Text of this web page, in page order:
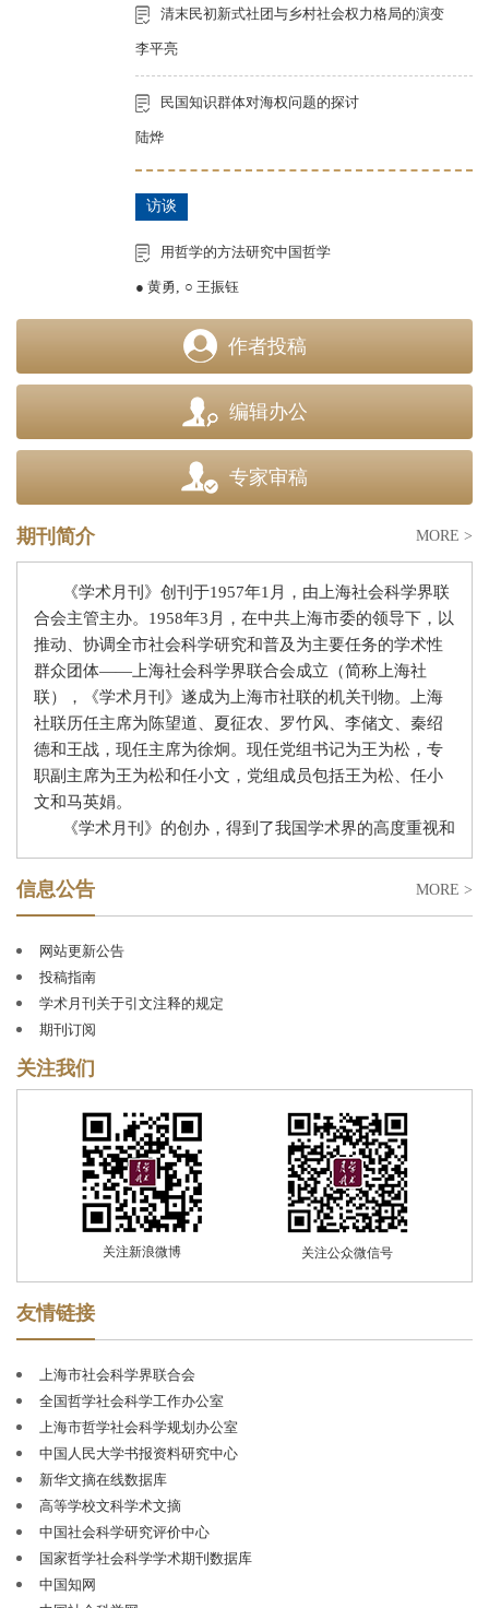
清末民初新式社团与乡村社会权力格局的演变
李平亮
民国知识群体对海权问题的探讨
陆烨
访谈
用哲学的方法研究中国哲学
● 黄勇, ○ 王振钰
作者投稿
编辑办公
专家审稿
期刊简介 MORE >
《学术月刊》创刊于1957年1 月，由上海社会科学界联
合会主管主办。 1958年3 月，在中共上海市委的领导下，以
推动、协调全市社会科学研究和普及为主要任务的学术性
群众团体——上海社会科学界联合会成立（简称上海社
联），《学术月刊》遂成为上海市社联的机关刊物。上海
社联历任主席为陈望道、夏征农、罗竹风、李储文、秦绍
德和王战，现任主席为徐炯。现任党组书记为王为松，专
职副主席为王为松和任小文，党组成员包括王为松、任小
文和马英娟。
《学术月刊》的创办，得到了我国学术界的高度重视和
广泛支持。著名学者郭沫若题写了刊名。在创刊和复刊
（因“文革停刊”）的过程中，我国哲学社会科学界上百位
弢、黄逸峰、蔡北华、张薰华、徐中玉、朱东润、孙怀
仁、李培南、李储文、陆志仁、夏禹龙、姚耐、蒋学模、
蓝瑛、蔡尚思等担任过常务编委、编委。历任总编辑为：
周原冰、王亚夫、章恒忠、黄迎暑、王邦佐、田卫平、金
福林、姜佑福；现任总编辑为钱运春。其中，王亚夫任总
编辑达三十年之久，为《学术月刊》的创建、成长和发展
作出了重要贡献。
自创刊以来，《学术月刊》始终以马克思主义及其中国
化理论创新成果为指导，以繁荣发展中国哲学社会科学为
己任，积极贯彻“双百”方针，以“敢为学术先，宽容百家
言”的学术之气、敦厚之风、超拔之度自期自励，以“扎根
学术、守护思想、深入时代”为办刊方向，注重学术积淀、
程中的学科前沿问题与重大研究成果，发稿兼及马克思主
义理论、哲学、经济学、文学、历史学、政治学、法学、
月刊》荣获新闻出版总署颁发的第二、第三届
刊奖提名奖”。2009年，《学术月刊》被中国期刊协会评
为“新中国60年有影响力的期刊
被列为国家社科规划办社科基金首批资助期刊。
2015和2017年，荣获全国
国期刊海外发行百强称号。
府奖期刊奖提名奖”；2021
期刊奖”。至今连续多届被评为
《学术月刊》是中文社会科学引文索引（
信息公告 MORE >
网站更新公告
投稿指南
学术月刊关于引文注释的规定
期刊订阅
关注我们
关注新浪微博 关注公众微信号
友情链接
上海市社会科学界联合会
全国哲学社会科学工作办公室
上海市哲学社会科学规划办公室
中国人民大学书报资料研究中心
新华文摘在线数据库
高等学校文科学术文摘
中国社会科学研究评价中心
国家哲学社会科学学术期刊数据库
中国知网